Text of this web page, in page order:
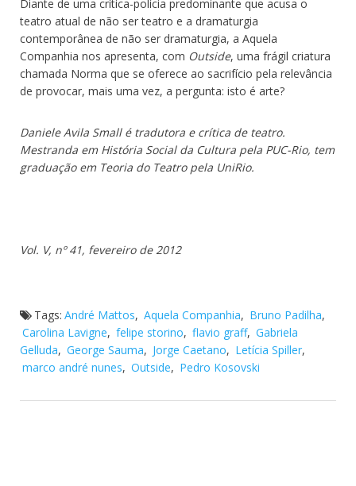
Diante de uma crítica-polícia predominante que acusa o
teatro atual de não ser teatro e a dramaturgia
contemporânea de não ser dramaturgia, a Aquela
Companhia nos apresenta, com Outside, uma frágil criatura
chamada Norma que se oferece ao sacrifício pela relevância
de provocar, mais uma vez, a pergunta: isto é arte?
Daniele Avila Small é tradutora e crítica de teatro.
Mestranda em História Social da Cultura pela PUC-Rio, tem
graduação em Teoria do Teatro pela UniRio.
Vol. V, nº 41, fevereiro de 2012
Tags: André Mattos, Aquela Companhia, Bruno Padilha,
Carolina Lavigne, felipe storino, flavio graff, Gabriela
Gelluda, George Sauma, Jorge Caetano, Letícia Spiller,
marco andré nunes, Outside, Pedro Kosovski